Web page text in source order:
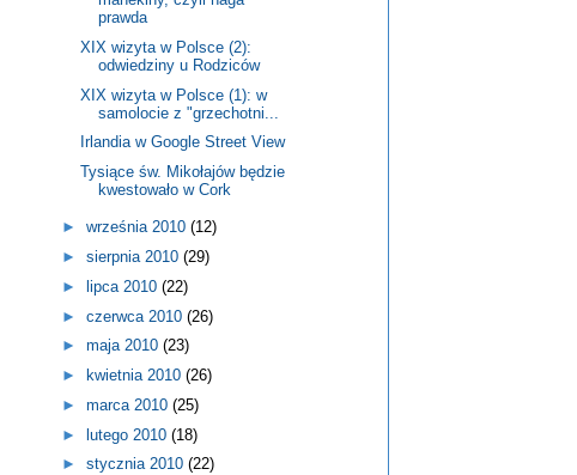
prawda
XIX wizyta w Polsce (2):
odwiedziny u Rodziców
XIX wizyta w Polsce (1): w
samolocie z "grzechotni...
Irlandia w Google Street View
Tysiące św. Mikołajów będzie
kwestowało w Cork
► września 2010 (12)
► sierpnia 2010 (29)
►
lipca 2010 (22)
► czerwca 2010 (26)
► maja 2010 (23)
►
kwietnia 2010 (26)
► marca 2010 (25)
► lutego 2010 (18)
► stycznia 2010 (22)